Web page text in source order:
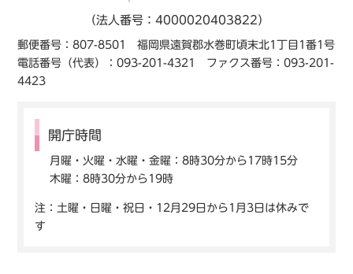
（法人番号：4000020403822）
郵便番号：807-8501 福岡県遠賀郡水巻町頃末北1丁目1番1号
電話番号（代表）：093-201-4321 ファクス番号：093-201-
4423
開庁時間
月曜・火曜・水曜・金曜：8時30分から17時15分
木曜：8時30分から19時
注：土曜・日曜・祝日・12月29日から1月3日は休みで
す